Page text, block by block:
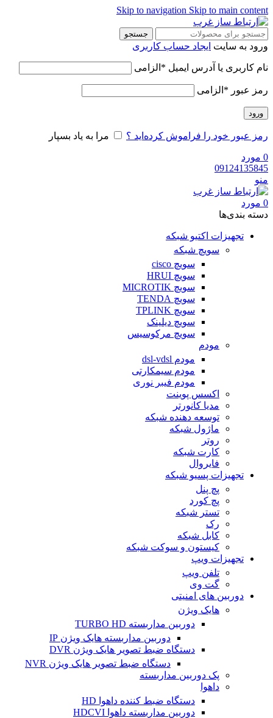
Skip to navigation Skip to main content
جستجو
ورود به سایت ایجاد حساب کاربری
نام کاربری یا آدرس ایمیل * الزامی
رمز عبور * الزامی
ورود
رمز عبور خود را فراموش کرده‌اید ؟ مرا به یاد بسپار
0 مورد
09124135845
منو
0 مورد
دسته‌ بندی‌ها
تجهیزات اکتیو شبکه
سویچ شبکه
سویچ cisco
سویچ HRUI
سویچ MICROTIK
سویچ TENDA
سویچ TPLINK
سویچ دیلینک
سویچ مرکوسیس
مودم
مودم dsl-vdsl
مودم سیمکارتی
مودم فیبر نوری
اکسس پوینت
مدیا کانورتر
توسعه دهنده شبکه
ماژول شبکه
روتر
کارت شبکه
فایروال
تجهیزات پسیو شبکه
پچ پنل
پچ کورد
تستر شبکه
رک
کابل شبکه
کیستون و سوکت شبکه
تجهیزات ویپ
تلفن ویپ
گت وی
دوربین های امنیتی
هایک ویژن
دوربین مداربسته TURBO HD
دوربین مداربسته هایک ویژن IP
دستگاه ضبط تصویر هایک ویژن DVR
دستگاه ضبط تصویر هایک ویژن NVR
پک دوربین مداربسته
داهوا
دستگاه ضبط کننده داهوا HD
دوربین مداربسته داهوا HDCVI